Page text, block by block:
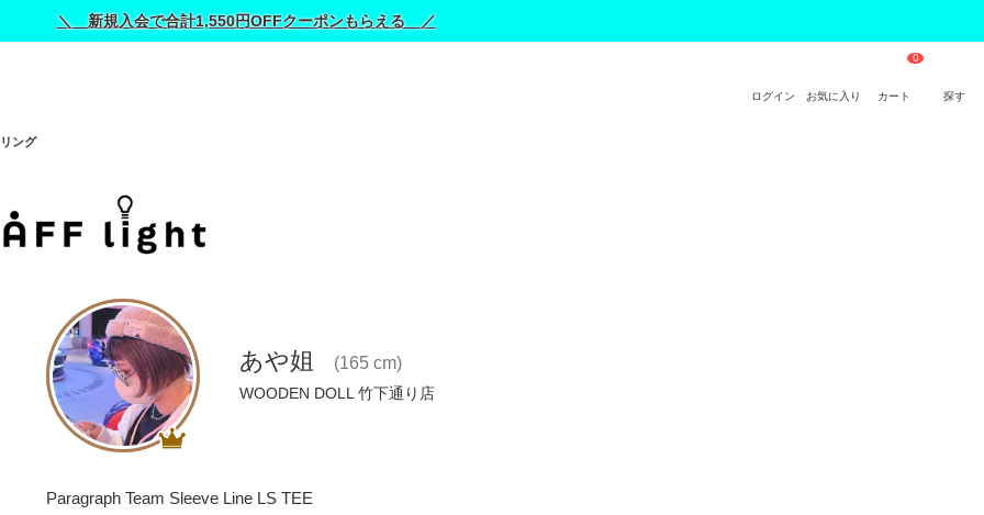
＼ 新規入会で合計1,550円OFFクーポンもらえる ／
ログイン お気に入り カート 探す
ング
あや姐 (165 cm)
WOODEN DOLL 竹下通り店
Paragraph Team Sleeve Line LS TEE